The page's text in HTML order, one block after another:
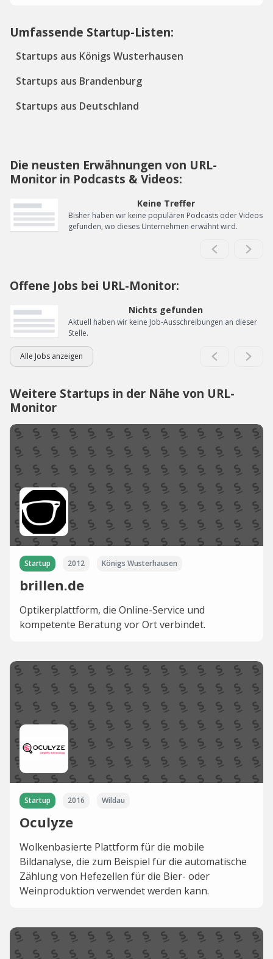
Umfassende Startup-Listen:
Startups aus Königs Wusterhausen
Startups aus Brandenburg
Startups aus Deutschland
Die neusten Erwähnungen von URL-
Monitor in Podcasts & Videos:
Keine Treffer
Bisher haben wir keine populären Podcasts oder Videos
gefunden, wo dieses Unternehmen erwähnt wird.
Offene Jobs bei URL-Monitor:
Nichts gefunden
Aktuell haben wir keine Job-Ausschreibungen an dieser
Stelle.
Alle Jobs anzeigen
Weitere Startups in der Nähe von URL-
Monitor
Startup 2012 Königs Wusterhausen
brillen.de
Optikerplattform, die Online-Service und
kompetente Beratung vor Ort verbindet.
Startup 2016 Wildau
Oculyze
Wolkenbasierte Plattform für die mobile
Bildanalyse, die zum Beispiel für die automatische
Zählung von Hefezellen für die Bier- oder
Weinproduktion verwendet werden kann.